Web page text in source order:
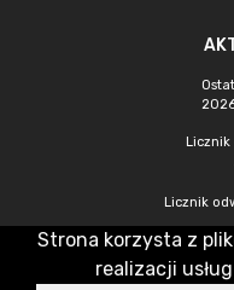
Licznik
Licznik
Strona korzysta z
realizacji